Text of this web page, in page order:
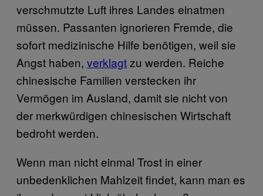
verschmutzte Luft ihres Landes einatmen
müssen. Passanten ignorieren Fremde, die
sofort medizinische Hilfe benötigen, weil sie
Angst haben, verklagtzu werden. Reiche
chinesische Familien verstecken ihr
Vermögen im Ausland, damit sie nicht von
der merkwürdigen chinesischen Wirtschaft
bedroht werden.
Wenn man nicht einmal Trost in einer
unbedenklichen Mahlzeit findet, kann man es